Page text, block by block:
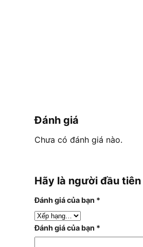
Đánh giá
Chưa có đánh giá nào.
Hãy là người đầu
Đánh giá của bạn *
Đánh giá của bạn *